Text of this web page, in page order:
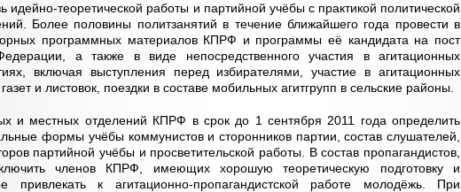
идейно-теоретической работы и партийной учёбы с практикой политической
Более половины политзанятий в течение ближайшего года провести в
программных материалов КПРФ и программы её кандидата на пост
а также в виде непосредственного участия в агитационных
включая выступления перед избирателями, участие в агитационных
и листовок, поездки в составе мобильных агитгрупп в сельские районы.
и местных отделений КПРФ в срок до 1 сентября 2011 года определить
формы учёбы коммунистов и сторонников партии, состав слушателей,
партийной учёбы и просветительской работы. В состав пропагандистов,
членов КПРФ, имеющих хорошую теоретическую подготовку и
привлекать к агитационно-пропагандистской работе молодёжь. При